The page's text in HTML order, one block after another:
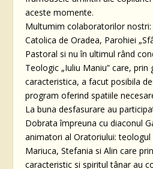
aceste momente.
Multumim colaboratorilor nostri:
Catolica de Oradea, Parohiei
Pastoral si nu în ultimul rând
Teologic „Iuliu Maniu” care, prin
caracteristica, a facut posibila
program oferind spatiile
La buna desfasurare au
Dobrata împreuna cu diaconul
animatori al Oratoriului: teologul
Mariuca, Stefania si Alin care
caracteristic si spiritul tânar au